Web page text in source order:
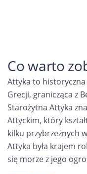
Co warto
Attyka to
Grecji, granicząca z
Starożytna Attyka
Attyckim, który
kilku przybrzeżnych
Attyka była krajem
się morze z jego